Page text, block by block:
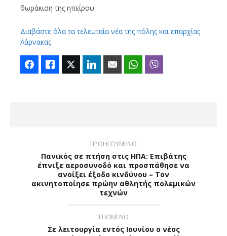
θωράκιση της ηπείρου.
Διαβάστε όλα τα τελευταία νέα της πόλης και επαρχίας
Λάρνακας
FacebookLike Twitter LinkedIn Email WhatsApp
ΠΡΟΗΓΟΥΜΕΝΟ
Πανικός σε πτήση στις ΗΠΑ: Επιβάτης
έπνιξε αεροσυνοδό και προσπάθησε να
ανοίξει έξοδο κινδύνου – Τον
ακινητοποίησε πρώην αθλητής πολεμικών
τεχνών
ΕΠΟΜΕΝΟ
Σε λειτουργία εντός Ιουνίου ο νέος